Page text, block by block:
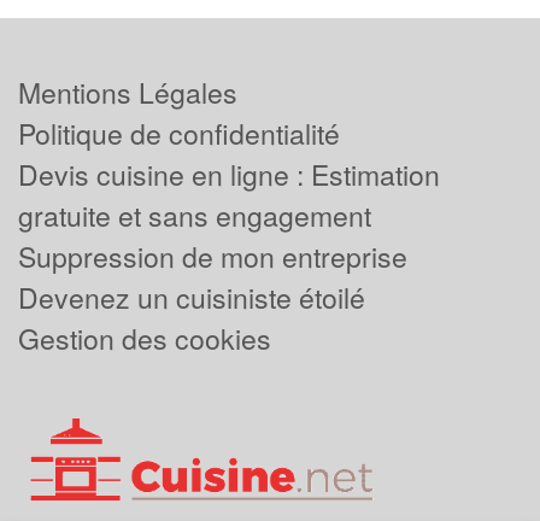
Mentions Légales
Politique de confidentialité
Devis cuisine en ligne : Estimation
gratuite et sans engagement
Suppression de mon entreprise
Devenez un cuisiniste étoilé
Gestion des cookies